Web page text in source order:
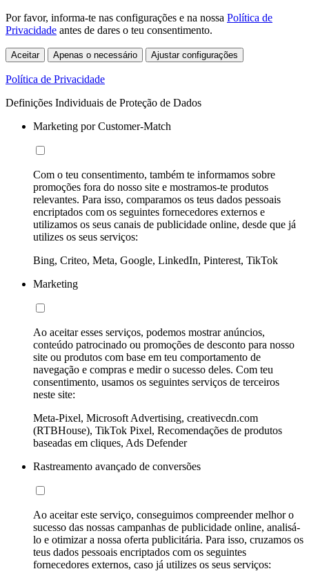
Por favor, informa-te nas configurações e na nossa Política de
Privacidade antes de dares o teu consentimento.
Aceitar Apenas o necessário Ajustar configurações
Política de Privacidade
Definições Individuais de Proteção de Dados
Marketing por Customer-Match
Com o teu consentimento, também te informamos sobre
promoções fora do nosso site e mostramos-te produtos
relevantes. Para isso, comparamos os teus dados pessoais
encriptados com os seguintes fornecedores externos e
utilizamos os seus canais de publicidade online, desde que já
utilizes os seus serviços:
Bing, Criteo, Meta, Google, LinkedIn, Pinterest, TikTok
Marketing
Ao aceitar esses serviços, podemos mostrar anúncios,
conteúdo patrocinado ou promoções de desconto para nosso
site ou produtos com base em teu comportamento de
navegação e compras e medir o sucesso deles. Com teu
consentimento, usamos os seguintes serviços de terceiros
neste site:
Meta-Pixel, Microsoft Advertising, creativecdn.com
(RTBHouse), TikTok Pixel, Recomendações de produtos
baseadas em cliques, Ads Defender
Rastreamento avançado de conversões
Ao aceitar este serviço, conseguimos compreender melhor o
sucesso das nossas campanhas de publicidade online, analisá-
lo e otimizar a nossa oferta publicitária. Para isso, cruzamos os
teus dados pessoais encriptados com os seguintes
fornecedores externos, caso já utilizes os seus serviços: